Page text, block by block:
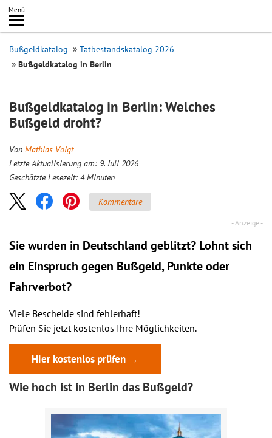
Inhalt
springen
Menü
Search
Bußgeldkatalog
Tatbestandskatalog 2026
Bußgeldkatalog in Berlin
Bußgeldkatalog in Berlin: Welches
Bußgeld droht?
Von Mathias Voigt
Letzte Aktualisierung am: 9. Juli 2026
Geschätzte Lesezeit: 4 Minuten
Kommentare
Sie wurden in Deutschland geblitzt? Lohnt sich
ein Einspruch gegen Bußgeld, Punkte oder
Fahrverbot?
Viele Bescheide sind fehlerhaft!
Prüfen Sie jetzt kostenlos Ihre Möglichkeiten.
Hier kostenlos prüfen →
Wie hoch ist in Berlin das Bußgeld?